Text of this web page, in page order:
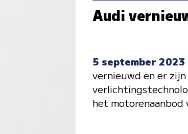
Audi
5 september 2023
vernieuwd en er
het